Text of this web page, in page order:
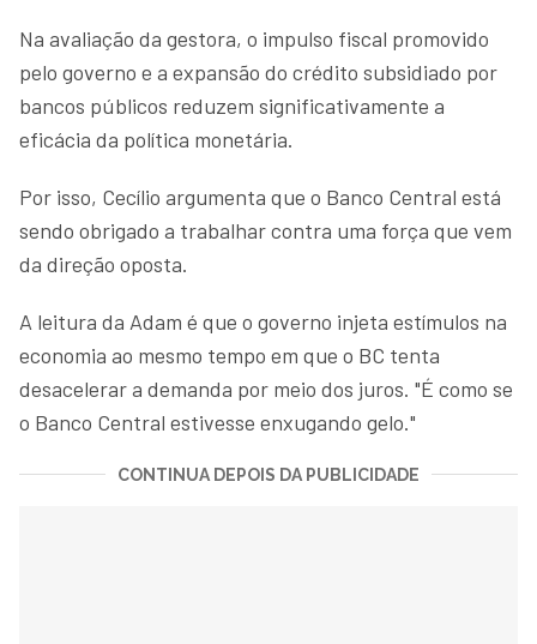
Na avaliação da gestora, o impulso fiscal promovido
pelo governo e a expansão do crédito subsidiado por
bancos públicos reduzem significativamente a
eficácia da política monetária.
Por isso, Cecílio argumenta que o Banco Central está
sendo obrigado a trabalhar contra uma força que vem
da direção oposta.
A leitura da Adam é que o governo injeta estímulos na
economia ao mesmo tempo em que o BC tenta
desacelerar a demanda por meio dos juros. "É como se
o Banco Central estivesse enxugando gelo."
CONTINUA DEPOIS DA PUBLICIDADE